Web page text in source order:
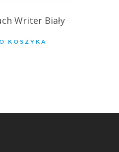
Writer Biały
KOSZYKA